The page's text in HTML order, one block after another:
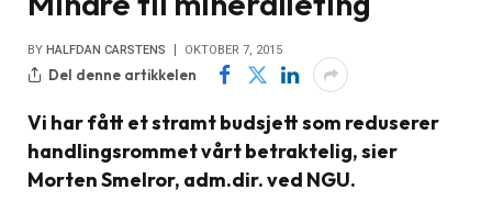
BY HALFDAN CARSTENS OKTOBER 7, 2015
Del denne artikkelen
Vi har fått et stramt budsjett som reduserer
handlingsrommet vårt betraktelig, sier
Morten Smelror, adm.dir. ved NGU.